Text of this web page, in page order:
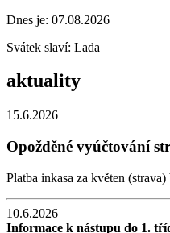
Dnes je: 07.08.2026
Svátek slaví: Lada
aktuality
15.6.2026
Opožděné vyúčtování
Platba inkasa za květen
10.6.2026
Informace k nástupu do 1.